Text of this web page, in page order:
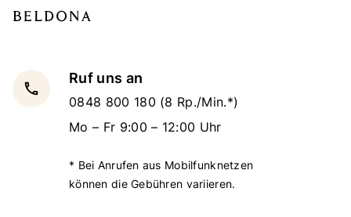
local_phone
Ruf uns an
0848 800 180 (8 Rp./Min.*)
Mo – Fr 9:00 – 12:00 Uhr
* Bei Anrufen aus Mobilfunknetzen
können die Gebühren variieren.